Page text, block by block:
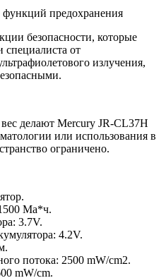
функций предохранения
безопасности, которые
от
излучения,
делают Mercury JR-CL37H
или использования в
ограничено.
Ма*ч.
3.7V.
4.2V.
потока: 2500 mW/cm2.
mW/cm.